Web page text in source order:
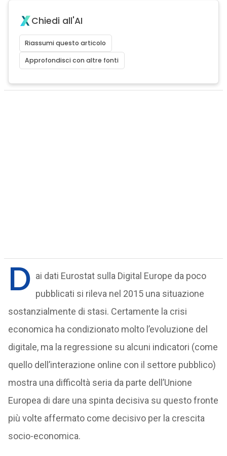
Chiedi all'AI
Riassumi questo articolo
Approfondisci con altre fonti
D ai dati Eurostat sulla Digital Europe da poco
pubblicati si rileva nel 2015 una situazione
sostanzialmente di stasi. Certamente la crisi
economica ha condizionato molto l’evoluzione del
digitale, ma la regressione su alcuni indicatori (come
quello dell’interazione online con il settore pubblico)
mostra una difficoltà seria da parte dell’Unione
Europea di dare una spinta decisiva su questo fronte
più volte affermato come decisivo per la crescita
socio-economica.